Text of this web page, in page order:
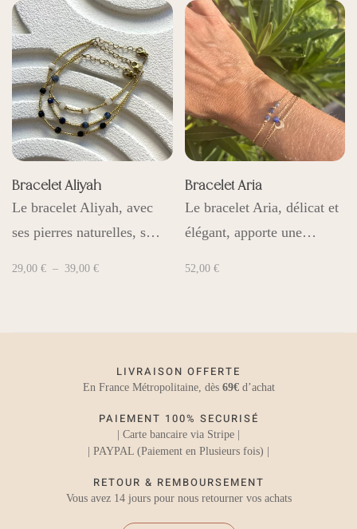
Bracelet Aliyah
Le bracelet Aliyah, avec
ses pierres naturelles, s…
29,00 € – 39,00 €Plage
Bracelet Aria
Le bracelet Aria, délicat et
élégant, apporte une…
52,00 €
LIVRAISON OFFERTE
En France Métropolitaine, dès 69€d’achat
PAIEMENT 100% SECURISÉ
| Carte bancaire via Stripe |
| PAYPAL (Paiement en Plusieurs fois) |
RETOUR & REMBOURSEMENT
Vous avez 14 jours pour nous retourner vos achats